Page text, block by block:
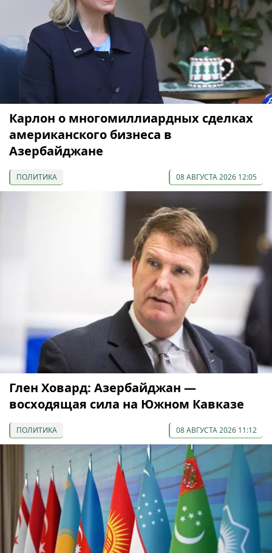
Карлон о многомиллиардных сделках
американского бизнеса в
Азербайджане
ПОЛИТИКА 08 АВГУСТА 2026 12:05
Глен Ховард: Азербайджан —
восходящая сила на Южном Кавказе
ПОЛИТИКА 08 АВГУСТА 2026 11:12